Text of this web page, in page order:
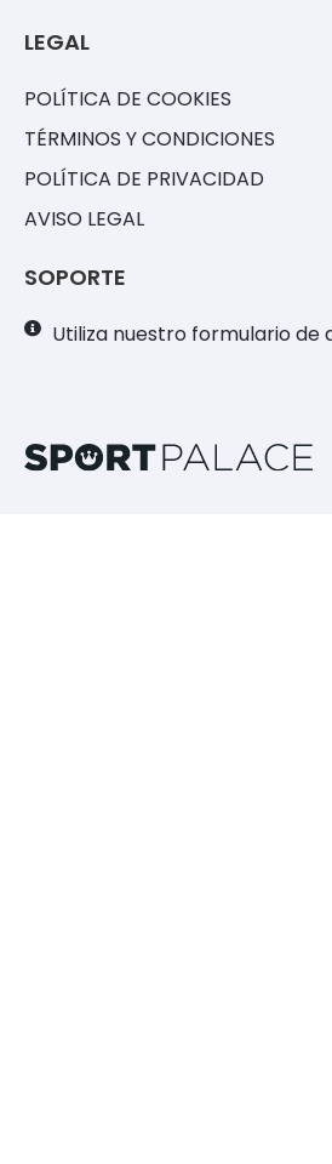
LEGAL
POLÍTICA DE COOKIES
TÉRMINOS Y CONDICIONES
POLÍTICA DE PRIVACIDAD
AVISO LEGAL
SOPORTE
Utiliza nuestro formulario de